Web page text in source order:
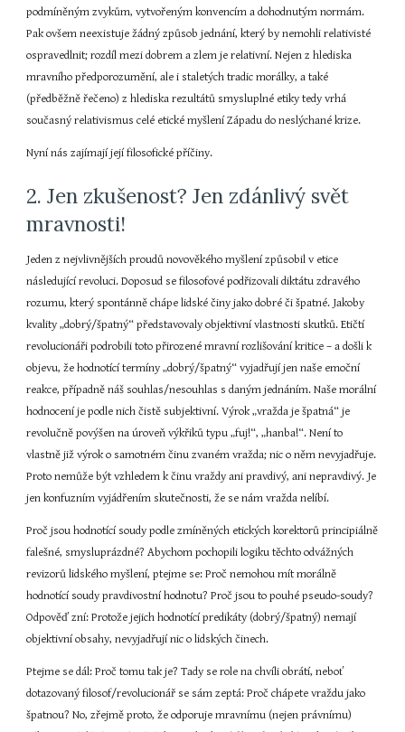
podmíněným zvykům, vytvořeným konvencím a dohodnutým normám.
Pak ovšem neexistuje žádný způsob jednání, který by nemohli relativisté
ospravedlnit; rozdíl mezi dobrem a zlem je relativní. Nejen z hlediska
mravního předporozumění, ale i staletých tradic morálky, a také
(předběžně řečeno) z hlediska rezultátů smysluplné etiky tedy vrhá
současný relativismus celé etické myšlení Západu do neslýchané krize.
Nyní nás zajímají její filosofické příčiny.
2. Jen zkušenost? Jen zdánlivý svět
mravnosti!
Jeden z nejvlivnějších proudů novověkého myšlení způsobil v etice
následující revoluci. Doposud se filosofové podřizovali diktátu zdravého
rozumu, který spontánně chápe lidské činy jako dobré či špatné. Jakoby
kvality „dobrý/špatný“ představovaly objektivní vlastnosti skutků. Etičtí
revolucionáři podrobili toto přirozené mravní rozlišování kritice – a došli k
objevu, že hodnotící termíny „dobrý/špatný“ vyjadřují jen naše emoční
reakce, případně náš souhlas/nesouhlas s daným jednáním. Naše morální
hodnocení je podle nich čistě subjektivní. Výrok „vražda je špatná“ je
revolučně povýšen na úroveň výkřiků typu „fuj!“, „hanba!“. Není to
vlastně již výrok o samotném činu zvaném vražda; nic o něm nevyjadřuje.
Proto nemůže být vzhledem k činu vraždy ani pravdivý, ani nepravdivý. Je
jen konfuzním vyjádřením skutečnosti, že se nám vražda nelíbí.
Proč jsou hodnotící soudy podle zmíněných etických korektorů principiálně
falešné, smysluprázdné? Abychom pochopili logiku těchto odvážných
revizorů lidského myšlení, ptejme se: Proč nemohou mít morálně
hodnotící soudy pravdivostní hodnotu? Proč jsou to pouhé pseudo-soudy?
Odpověď zní: Protože jejich hodnotící predikáty (dobrý/špatný) nemají
objektivní obsahy, nevyjadřují nic o lidských činech.
Ptejme se dál: Proč tomu tak je? Tady se role na chvíli obrátí, neboť
dotazovaný filosof/revolucionář se sám zeptá: Proč chápete vraždu jako
špatnou? No, zřejmě proto, že odporuje mravnímu (nejen právnímu)